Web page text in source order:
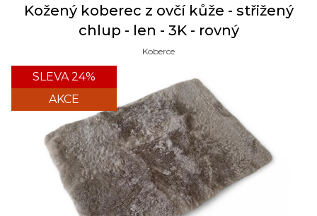
Kožený koberec z ovčí kůže - střižený
chlup - len - 3K - rovný
Koberce
SLEVA 24%
AKCE